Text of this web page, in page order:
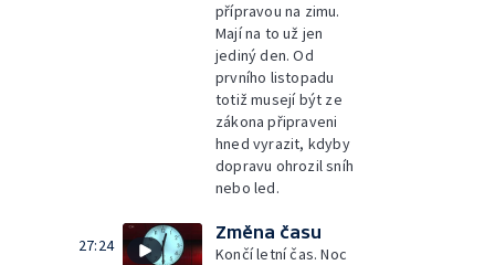
přípravou na zimu.
Mají na to už jen
jediný den. Od
prvního listopadu
totiž musejí být ze
zákona připraveni
hned vyrazit, kdyby
dopravu ohrozil sníh
nebo led.
27:24
Změna času
Končí letní čas. Noc